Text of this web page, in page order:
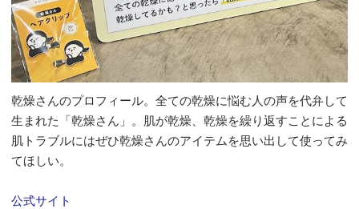
乾燥さんのプロフィール。全ての乾燥に悩む人の声を代弁して
生まれた「乾燥さん」。肌が乾燥、乾燥を繰り返すことによる
肌トラブルにはぜひ乾燥さんのアイテムを思い出して使ってみ
てほしい。
公式サイト